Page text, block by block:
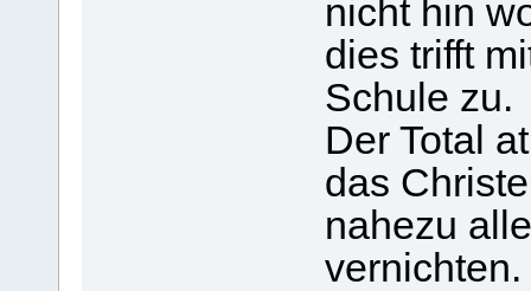
nicht hin
dies trifft
Schule zu.
Der Total
das
nahezu
vernichten.